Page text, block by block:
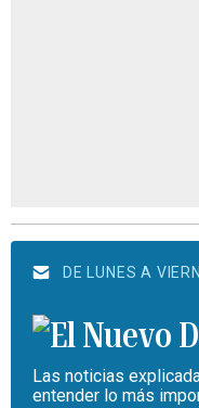
DE LUNES A
Las noticias
entender lo más